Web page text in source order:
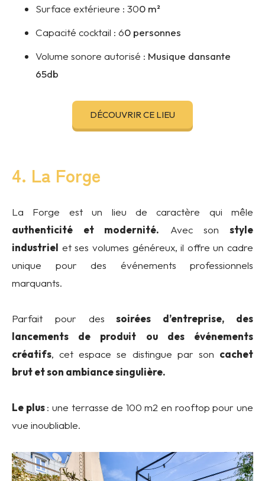
Surface extérieure : 300 m²
Capacité cocktail : 60 personnes
Volume sonore autorisé : Musique dansante
65db
DÉCOUVRIR CE LIEU
4. La Forge
La Forge est un lieu de caractère qui mêle
authenticité et modernité. Avec son style
industriel et ses volumes généreux, il offre un cadre
unique pour des événements professionnels
marquants.
Parfait pour des soirées d’entreprise, des
lancements de produit ou des événements
créatifs, cet espace se distingue par son cachet
brut et son ambiance singulière.
Le plus: une terrasse de 100 m2 en rooftop pour une
vue inoubliable.